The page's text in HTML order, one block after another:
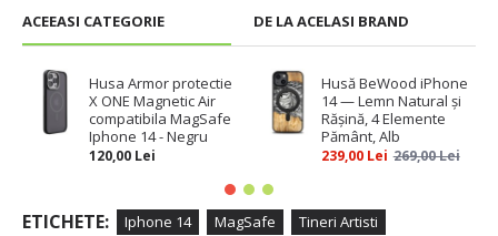
ACEEASI CATEGORIE DE LA ACELASI BRAND
Husa Armor protectie
X ONE Magnetic Air
compatibila MagSafe
Iphone 14 - Negru
120,00 Lei
Husă BeWood iPhone
14 — Lemn Natural și
Rășină, 4 Elemente
Pământ, Alb
239,00 Lei 269,00 Lei
ETICHETE: Iphone 14 MagSafe Tineri Artisti